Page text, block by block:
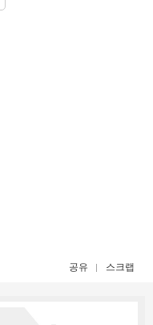
공유 스크랩